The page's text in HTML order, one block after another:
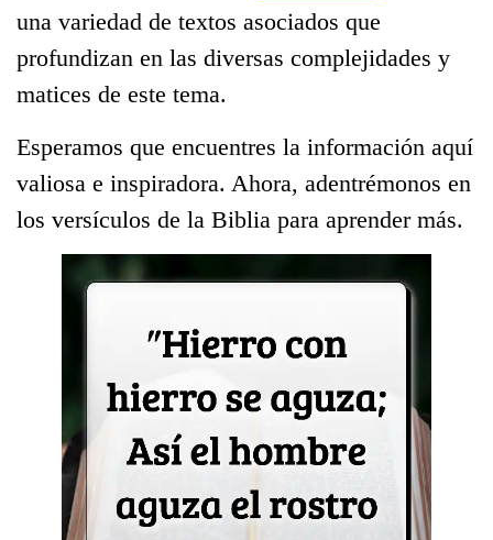
una variedad de textos asociados que
profundizan en las diversas complejidades y
matices de este tema.
Esperamos que encuentres la información aquí
valiosa e inspiradora. Ahora, adentrémonos en
los versículos de la Biblia para aprender más.